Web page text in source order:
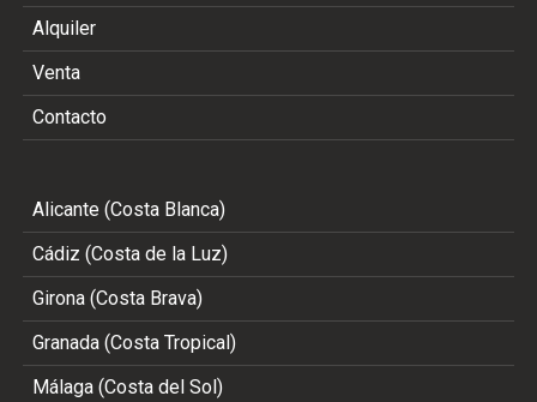
Alquiler
Venta
Contacto
Alicante (Costa Blanca)
Cádiz (Costa de la Luz)
Girona (Costa Brava)
Granada (Costa Tropical)
Málaga (Costa del Sol)